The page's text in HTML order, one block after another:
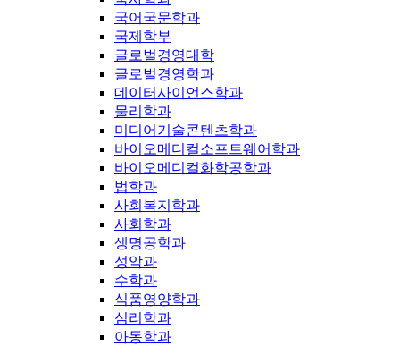
국어국문학과
국제학부
글로벌경영대학
글로벌경영학과
데이터사이언스학과
물리학과
미디어기술콘텐츠학과
바이오메디컬소프트웨어학과
바이오메디컬화학공학과
법학과
사회복지학과
사회학과
생명공학과
성악과
수학과
식품영양학과
심리학과
아동학과